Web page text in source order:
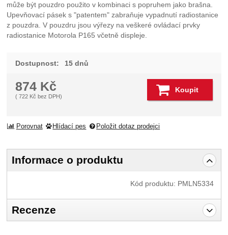
může být pouzdro použito v kombinaci s popruhem jako brašna.
Upevňovací pásek s "patentem" zabraňuje vypadnutí radiostanice
z pouzdra. V pouzdru jsou výřezy na veškeré ovládací prvky
radiostanice Motorola P165 včetně displeje.
Dostupnost: 15 dnů
874 Kč
( 722 Kč bez DPH)
Koupit
Porovnat Hlídací pes Položit dotaz prodejci
Informace o produktu
Kód produktu: PMLN5334
Recenze